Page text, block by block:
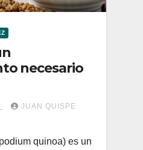
necesario
JUAN QUISPE
quinoa) es un